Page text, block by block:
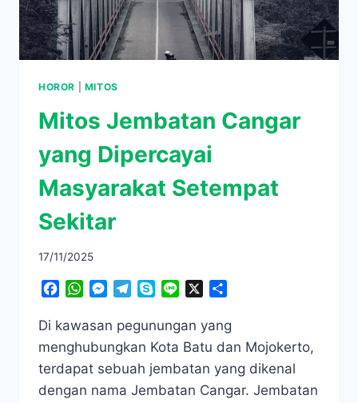
HOROR MITOS
Mitos Jembatan Cangar
yang Dipercayai
Masyarakat Setempat
Sekitar
17/11/2025
Facebook
WhatsApp
Messenger
TelegramSkypeLine
Di kawasan pegunungan yang
menghubungkan Kota Batu dan Mojokerto,
terdapat sebuah jembatan yang dikenal
dengan nama Jembatan Cangar. Jembatan